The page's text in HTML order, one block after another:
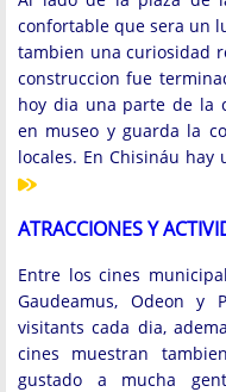
confortable que sera un
tambien una curiosidad
construccion fue
hoy dia una parte de la
en museo y guarda la
locales. En Chisináu
ATRACCIONES Y
Entre los cines
Gaudeamus, Odeon y
visitants cada dia,
cines muestran
gustado a mucha